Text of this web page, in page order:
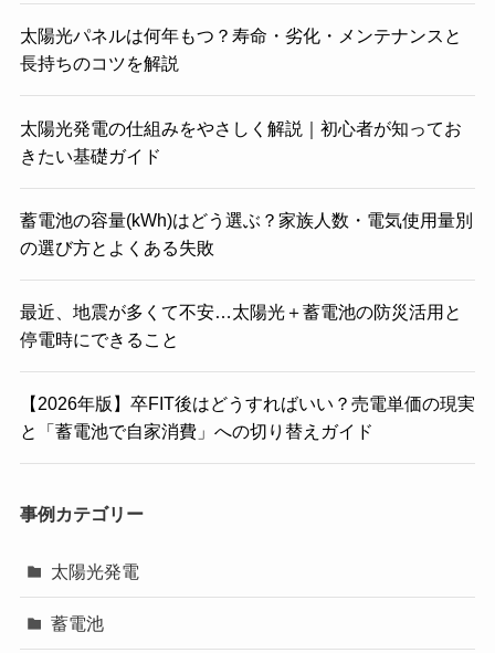
太陽光パネルは何年もつ？寿命・劣化・メンテナンスと
長持ちのコツを解説
太陽光発電の仕組みをやさしく解説｜初心者が知ってお
きたい基礎ガイド
蓄電池の容量(kWh)はどう選ぶ？家族人数・電気使用量別
の選び方とよくある失敗
最近、地震が多くて不安…太陽光＋蓄電池の防災活用と
停電時にできること
【2026年版】卒FIT後はどうすればいい？売電単価の現実
と「蓄電池で自家消費」への切り替えガイド
事例カテゴリー
太陽光発電
蓄電池